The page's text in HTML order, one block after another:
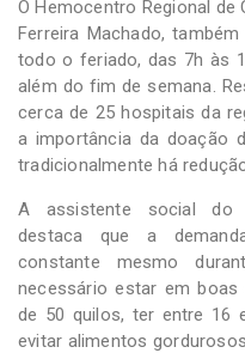
O Hemocentro Regional de
Ferreira Machado,
todo o feriado, das 7h às
além do fim de semana.
cerca de 25 hospitais da
a importância da doação
tradicionalmente há
A assistente social do
destaca que a
constante mesmo
necessário estar em
de 50 quilos, ter entre 16
evitar alimentos